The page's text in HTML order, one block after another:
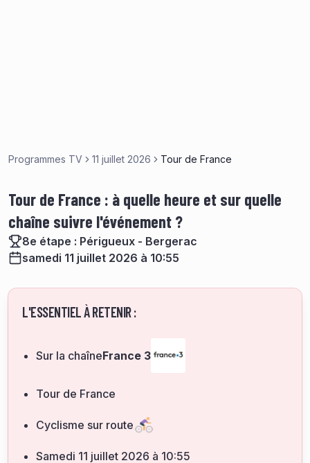
Programmes TV 11 juillet 2026 Tour de France
Tour de France : à quelle heure et sur quelle
chaîne suivre l'événement ?
8e étape : Périgueux - Bergerac
samedi 11 juillet 2026 à 10:55
L'ESSENTIEL À RETENIR :
Sur la chaîneFrance 3
Tour de France
Cyclisme sur route
samedi 11 juillet 2026 à 10:55